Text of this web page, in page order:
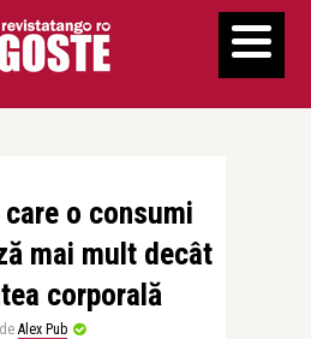
care o consumi
mai mult decât
corporală
de Alex Pub